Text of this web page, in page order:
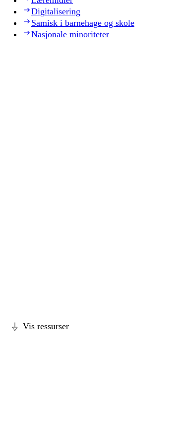
Digitalisering
Samisk i barnehage og skole
Nasjonale minoriteter
Vis ressurser